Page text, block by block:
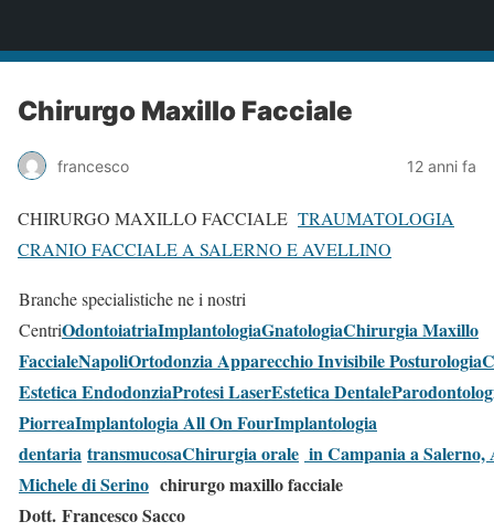
Chirurgo Maxillo Facciale
francesco 12 anni fa
CHIRURGO MAXILLO FACCIALE TRAUMATOLOGIA
CRANIO FACCIALE A SALERNO E AVELLINO
Branche specialistiche ne i nostri
CentriOdontoiatriaImplantologiaGnatologiaChirurgia Maxillo
FaccialeNapoliOrtodonzia Apparecchio Invisibile Posturologia
Estetica EndodonziaProtesi LaserEstetica Dentale
PiorreaImplantologia All On FourImplantologia
dentaria transmucosaChirurgia orale in Campania a Salerno,
Michele di Serino chirurgo maxillo facciale
Dott. Francesco Sacco